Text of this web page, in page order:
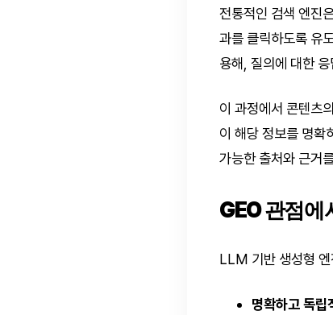
전통적인 검색 엔진
과를 클릭하도록 유
용해, 질의에 대한
이 과정에서 콘텐츠
이 해당 정보를 명확
가능한 출처와 근거
GEO 관점에
LLM 기반 생성형 엔
명확하고 독립